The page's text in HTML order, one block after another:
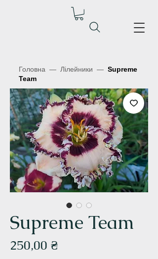
Головна — Лілейники — Supreme
Team
Supreme Team
250,00 ₴Ціна